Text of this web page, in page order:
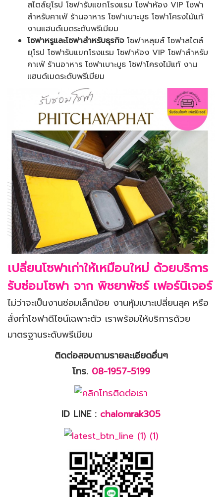
สไตล์ยุโรป โซฟารับแขกโรงแรม โซฟาห้อง VIP โซฟา
สำหรับคาเฟ่ ร้านอาหาร โซฟาเบาะบูธ โซฟาโครงไม้แท้
งานแฮนด์เมดระดับพรีเมียม
โซฟาหรูและโซฟาสำหรับธุรกิจโซฟาหลุยส์ โซฟาสไตล์
ยุโรป โซฟารับแขกโรงแรม โซฟาห้อง VIP โซฟาสำหรับ
คาเฟ่ ร้านอาหาร โซฟาเบาะบูธ โซฟาโครงไม้แท้ งาน
แฮนด์เมดระดับพรีเมียม
เปลี่ยนโซฟาเก่าให้เหมือนใหม่ ด้วยบริการ
รับซ่อมโซฟา จาก พิชยาพัชร์ เฟอร์นิเจอร์
ไม่ว่าจะเป็นงานซ่อมเล็กน้อย งานหุ้มเบาะเปลี่ยนลุค หรือ
สั่งทำโซฟาดีไซน์เฉพาะตัว เราพร้อมให้บริการด้วย
มาตรฐานระดับพรีเมียม
ติดต่อสอบถามรายละเอียดอื่นๆ
โทร. 08-1957-5199
ID LINE : chalomrak305